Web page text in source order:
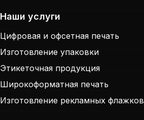
Наши услуги
Цифровая и офсетная печать
Изготовление упаковки
Этикеточная продукция
Широкоформатная печать
Изготовление рекламных флажков